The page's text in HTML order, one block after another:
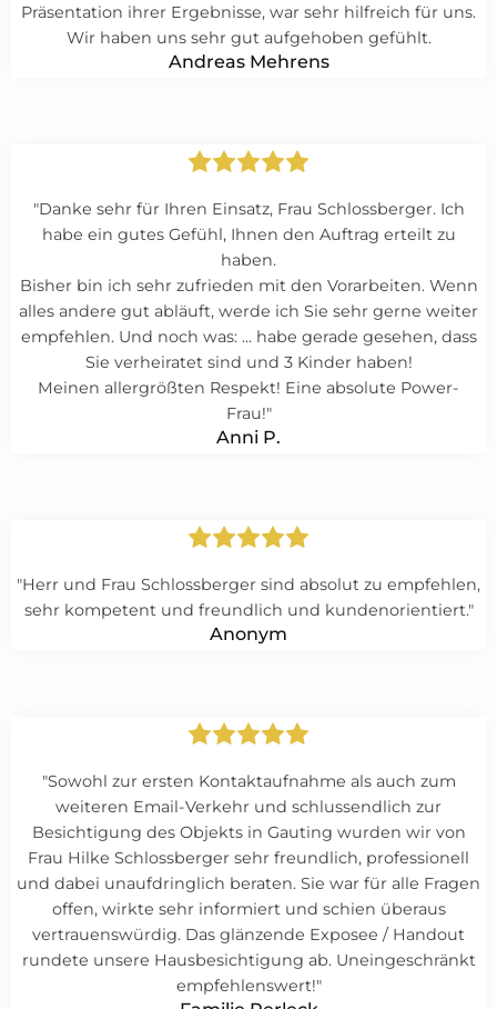
Präsentation ihrer Ergebnisse, war sehr hilfreich für uns.
Wir haben uns sehr gut aufgehoben gefühlt.
Andreas Mehrens
"Danke sehr für Ihren Einsatz, Frau Schlossberger. Ich
habe ein gutes Gefühl, Ihnen den Auftrag erteilt zu
haben.
Bisher bin ich sehr zufrieden mit den Vorarbeiten. Wenn
alles andere gut abläuft, werde ich Sie sehr gerne weiter
empfehlen. Und noch was: ... habe gerade gesehen, dass
Sie verheiratet sind und 3 Kinder haben!
Meinen allergrößten Respekt! Eine absolute Power-
Frau!"
Anni P.
"Herr und Frau Schlossberger sind absolut zu empfehlen,
sehr kompetent und freundlich und kundenorientiert."
Anonym
"Sowohl zur ersten Kontaktaufnahme als auch zum
weiteren Email-Verkehr und schlussendlich zur
Besichtigung des Objekts in Gauting wurden wir von
Frau Hilke Schlossberger sehr freundlich, professionell
und dabei unaufdringlich beraten. Sie war für alle Fragen
offen, wirkte sehr informiert und schien überaus
vertrauenswürdig. Das glänzende Exposee / Handout
rundete unsere Hausbesichtigung ab. Uneingeschränkt
empfehlenswert!"